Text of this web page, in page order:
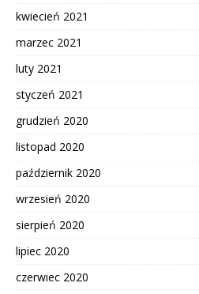
kwiecień 2021
marzec 2021
luty 2021
styczeń 2021
grudzień 2020
listopad 2020
październik 2020
wrzesień 2020
sierpień 2020
lipiec 2020
czerwiec 2020